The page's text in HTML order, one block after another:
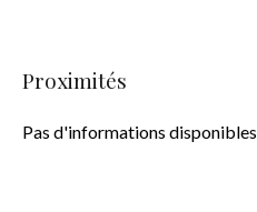
Proximités
Pas d'informations disponibles